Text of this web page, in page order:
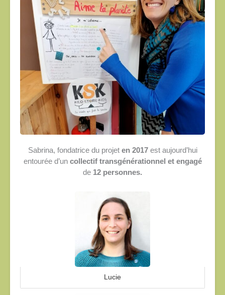
Sabrina, fondatrice du projet en 2017est aujourd’hui
entourée d’un collectif transgénérationnel et engagé
de 12 personnes.
Lucie